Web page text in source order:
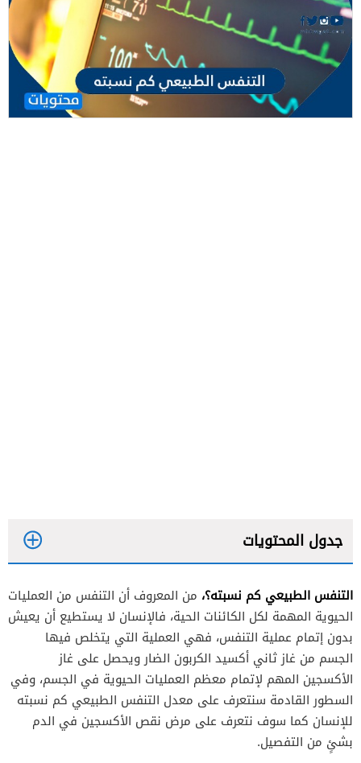
جدول المحتويات
التنفس الطبيعي كم نسبته؟، من المعروف أن التنفس من العمليات
الحيوية المهمة لكل الكائنات الحية، فالإنسان لا يستطيع أن يعيش
بدون إتمام عملية التنفس، فهي العملية التي يتخلص فيها
الجسم من غاز ثاني أكسيد الكربون الضار ويحصل على غاز
الأكسجين المهم لإتمام معظم العمليات الحيوية في الجسم، وفي
السطور القادمة سنتعرف على معدل التنفس الطبيعي كم نسبته
للإنسان كما سوف نتعرف على مرض نقص الأكسجين في الدم
بشئٍ من التفصيل.